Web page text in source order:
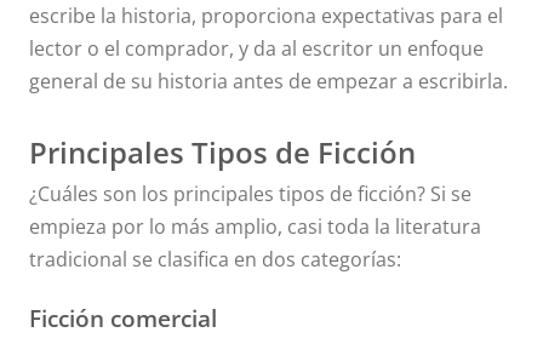
escribe la historia, proporciona expectativas para el
lector o el comprador, y da al escritor un enfoque
general de su historia antes de empezar a escribirla.
Principales Tipos de Ficción
¿Cuáles son los principales tipos de ficción? Si se
empieza por lo más amplio, casi toda la literatura
tradicional se clasifica en dos categorías:
Ficción comercial